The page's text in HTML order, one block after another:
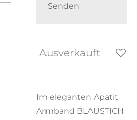
Senden
Ausverkauft
Im eleganten Apatit
Armband BLAUSTICH